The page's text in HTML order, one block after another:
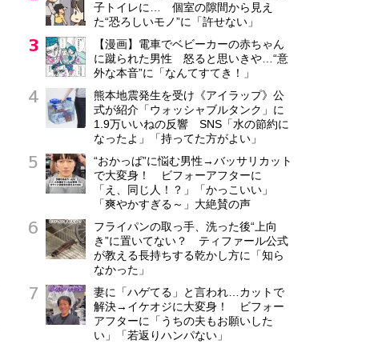
子トイレに… 個室の隙間から見え
た“恐ろしいモノ”に「許せない」
【漫画】電車でベビーカーの赤ちゃん
に蹴られた男性 怒ると思いきや…“意
外な本音”に「なんてすてき！」
熊本地震発生を受け《アイラップ》公
式が紹介「ウォッシャブルタンク」に
1.9万いいねの反響 SNS「水の節約に
なったよ」「持ってた方がよい」
“おかっぱ”に悩む男性→バッサリカット
で大変身！ ビフォーアフターに
「え、同じ人！？」「かっこいい」
「爽やかすぎる～」大絶賛の声
フライパンの取っ手、洗った後“上向
き”に置いてない？ ティファール公式
が教える長持ちする乾かし方に「知ら
なかった」
妻に「ハゲてる」と言われ…カットで
解決→イケオジに大変身！ ビフォー
アフターに「うちの夫もお願いした
い」「若返りハンパない」